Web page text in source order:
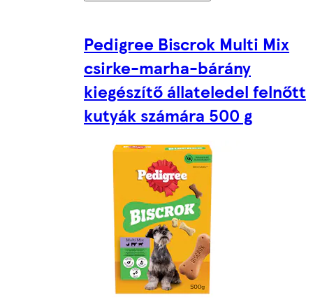
Pedigree Biscrok Multi Mix
csirke-marha-bárány
kiegészítő állateledel felnőtt
kutyák számára 500 g